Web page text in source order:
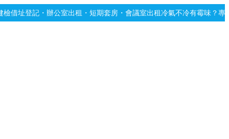
租・短期套房・會議室出租冷氣不冷有霉味？專業深洗・免費估價 網站